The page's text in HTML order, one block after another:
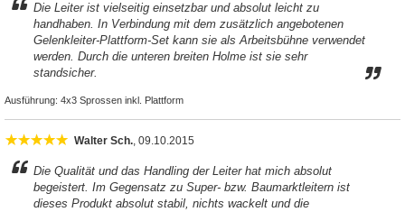
Die Leiter ist vielseitig einsetzbar und absolut leicht zu
handhaben. In Verbindung mit dem zusätzlich angebotenen
Gelenkleiter-Plattform-Set kann sie als Arbeitsbühne verwendet
werden. Durch die unteren breiten Holme ist sie sehr
standsicher.
Ausführung: 4x3 Sprossen inkl. Plattform
Walter Sch., 09.10.2015
Die Qualität und das Handling der Leiter hat mich absolut
begeistert. Im Gegensatz zu Super- bzw. Baumarktleitern ist
dieses Produkt absolut stabil, nichts wackelt und die